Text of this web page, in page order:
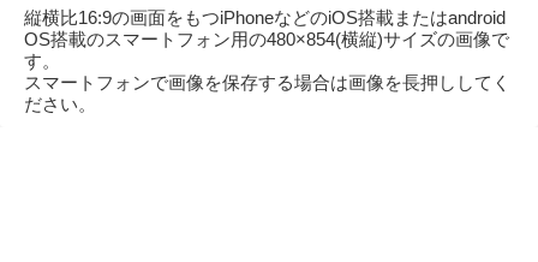
縦横比16:9の画面をもつiPhoneなどのiOS搭載またはandroid
OS搭載のスマートフォン用の480×854(横縦)サイズの画像で
す。
スマートフォンで画像を保存する場合は画像を長押ししてく
ださい。